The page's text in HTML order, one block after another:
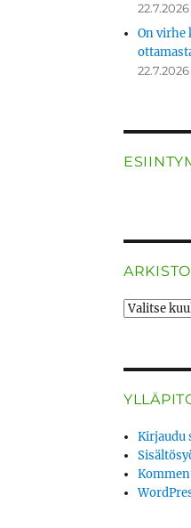
22.7.2026
On virhe
22.7.2026
ARKISTO
ARKISTO
Kirjaudu